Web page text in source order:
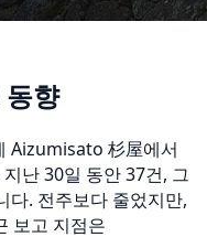
향
Aizumisato 杉屋에서
난 30일 동안 37건, 그
다. 전주보다 줄었지만,
보고 지점은